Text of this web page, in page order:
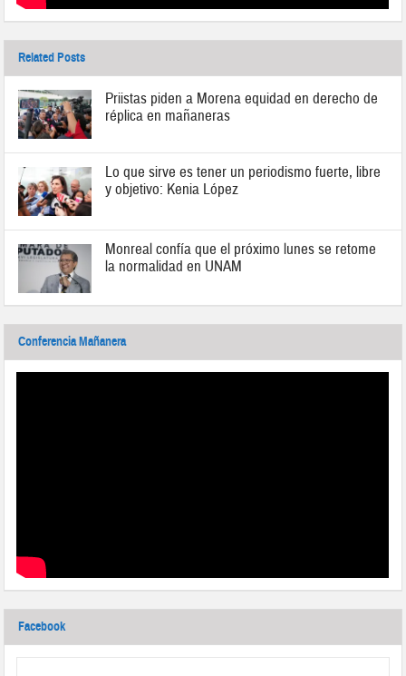
Related Posts
Priistas piden a Morena equidad en derecho de
réplica en mañaneras
Lo que sirve es tener un periodismo fuerte, libre
y objetivo: Kenia López
Monreal confía que el próximo lunes se retome
la normalidad en UNAM
Conferencia Mañanera
Facebook